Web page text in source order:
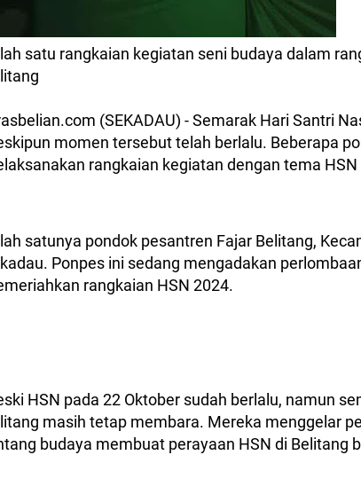
satu rangkaian kegiatan seni budaya dalam
(SEKADAU) - Semarak Hari Santri
momen tersebut telah berlalu. Beberapa
rangkaian kegiatan dengan tema HSN
satunya pondok pesantren Fajar Belitang,
Ponpes ini sedang mengadakan
rangkaian HSN 2024.
HSN pada 22 Oktober sudah berlalu, namun
masih tetap membara. Mereka menggelar
budaya membuat perayaan HSN di Belitang